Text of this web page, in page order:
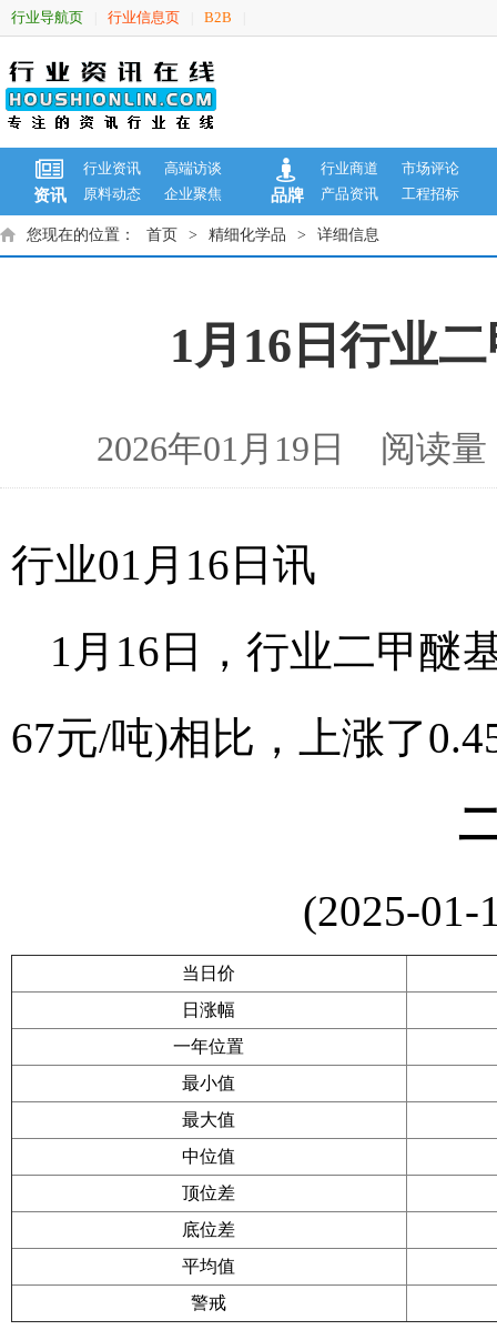
行业导航页 行业信息页 B2B
资讯
行业资讯
高端访谈
原料动态
企业聚焦 品牌
行业商道
市场评论
产品资讯
工程招标
您现在的位置： 首页 > 精细化学品 > 详细信息
1月16日行业
2026年01月19日 阅读
行业01月16日讯
1月16日，行业二甲醚
67元/吨)相比，上涨了
(2025-01-
当日价
日涨幅
一年位置
最小值
最大值
中位值
顶位差
底位差
平均值
警戒